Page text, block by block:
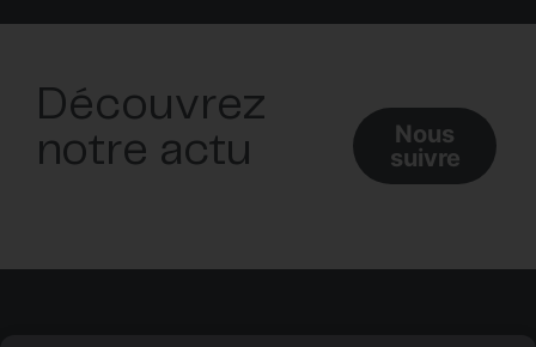
Découvrez
notre actu
Nous
suivre